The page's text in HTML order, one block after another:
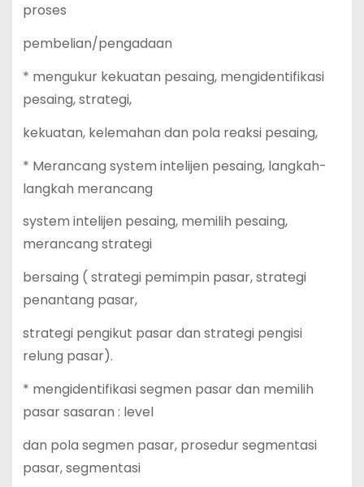
proses
pembelian/pengadaan
* mengukur kekuatan pesaing, mengidentifikasi
pesaing, strategi,
kekuatan, kelemahan dan pola reaksi pesaing,
* Merancang system intelijen pesaing, langkah-
langkah merancang
system intelijen pesaing, memilih pesaing,
merancang strategi
bersaing ( strategi pemimpin pasar, strategi
penantang pasar,
strategi pengikut pasar dan strategi pengisi
relung pasar).
* mengidentifikasi segmen pasar dan memilih
pasar sasaran : level
dan pola segmen pasar, prosedur segmentasi
pasar, segmentasi